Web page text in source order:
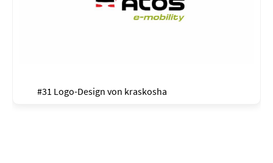
#31 Logo-Design von kraskosha